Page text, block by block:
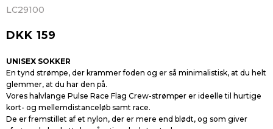
LC29100
DKK 159
UNISEX SOKKER
En tynd strømpe, der krammer foden og er så minimalistisk, at du helt
glemmer, at du har den på.
Vores halvlange Pulse Race Flag Crew-strømper er ideelle til hurtige
kort- og mellemdistanceløb samt race.
De er fremstillet af et nylon, der er mere end blødt, og som giver